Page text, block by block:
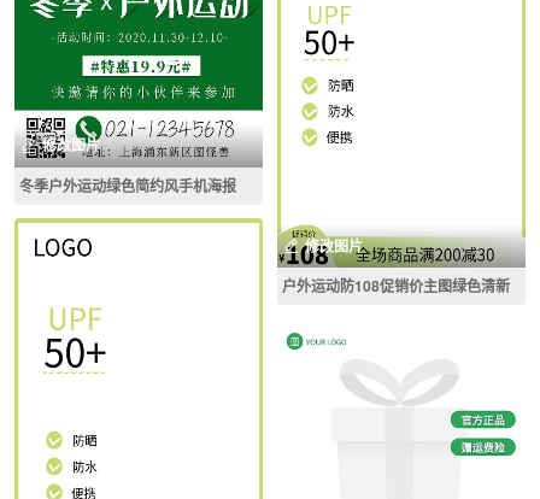
修改图片
冬季户外运动绿色简约风手机海报
修改图片
户外运动防108促销价主图绿色清新